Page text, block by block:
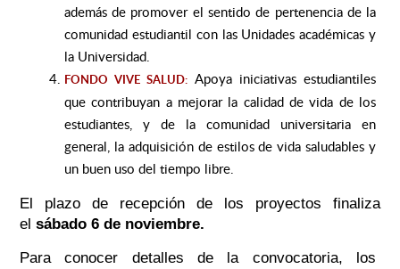
además de promover el sentido de pertenencia de la
comunidad estudiantil con las Unidades académicas y
la Universidad.
FONDO VIVE SALUD: Apoya iniciativas estudiantiles
que contribuyan a mejorar la calidad de vida de los
estudiantes, y de la comunidad universitaria en
general, la adquisición de estilos de vida saludables y
un buen uso del tiempo libre.
El plazo de recepción de los proyectos finaliza
el sábado 6 de noviembre.
Para conocer detalles de la convocatoria, los